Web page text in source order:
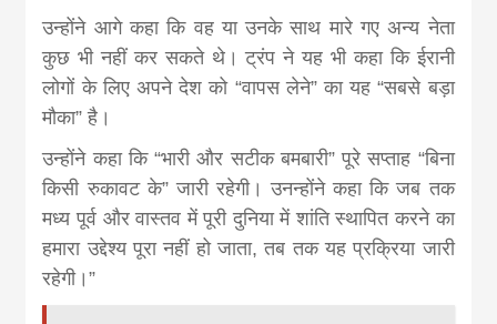
उन्होंने आगे कहा कि वह या उनके साथ मारे गए अन्य नेता
कुछ भी नहीं कर सकते थे। ट्रंप ने यह भी कहा कि ईरानी
लोगों के लिए अपने देश को “वापस लेने” का यह “सबसे बड़ा
मौका” है।
उन्होंने कहा कि “भारी और सटीक बमबारी” पूरे सप्ताह “बिना
किसी रुकावट के” जारी रहेगी। उनन्होंने कहा कि जब तक
मध्य पूर्व और वास्तव में पूरी दुनिया में शांति स्थापित करने का
हमारा उद्देश्य पूरा नहीं हो जाता, तब तक यह प्रक्रिया जारी
रहेगी।”